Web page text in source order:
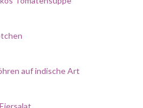
auf indische Art